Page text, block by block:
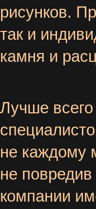
рисунков.
так и
камня и
Лучше
не каждому
не
компании